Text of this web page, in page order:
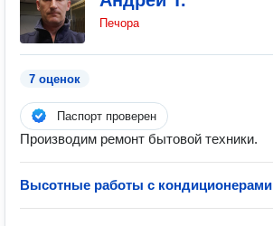
Печора
7 оценок
Паспорт проверен
Производим ремонт бытовой техники.
Высотные работы с кондиционерами